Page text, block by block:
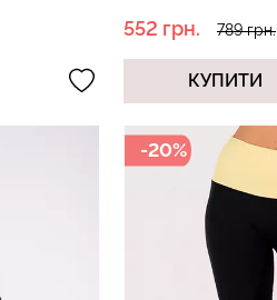
552 грн. 789 грн.
КУПИТИ
-20%